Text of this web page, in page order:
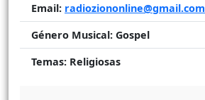
Email: radioziononline@gmail.com
Género Musical: Gospel
Temas: Religiosas